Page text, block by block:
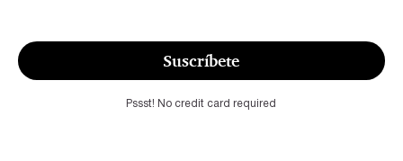
Suscríbete
Pssst! No credit card required